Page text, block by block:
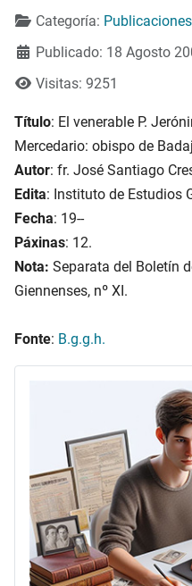
Categoría: Publicaciones
Publicado: 18 Agosto
Visitas: 9251
Título: El venerable P.
Mercedario: obispo de
Autor: fr. José Santiago
Edita: Instituto de Estudios
Fecha: 19--
Páxinas: 12.
Nota: Separata del Boletín
Giennenses, nº XI.
Fonte: B.g.g.h.